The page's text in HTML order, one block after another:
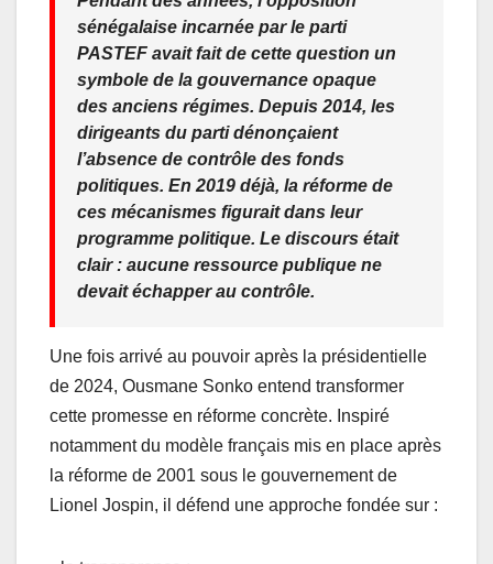
sénégalaise incarnée par le parti
PASTEF avait fait de cette question un
symbole de la gouvernance opaque
des anciens régimes. Depuis 2014, les
dirigeants du parti dénonçaient
l’absence de contrôle des fonds
politiques. En 2019 déjà, la réforme de
ces mécanismes figurait dans leur
programme politique. Le discours était
clair : aucune ressource publique ne
devait échapper au contrôle.
Une fois arrivé au pouvoir après la présidentielle
de 2024, Ousmane Sonko entend transformer
cette promesse en réforme concrète. Inspiré
notamment du modèle français mis en place après
la réforme de 2001 sous le gouvernement de
Lionel Jospin, il défend une approche fondée sur :